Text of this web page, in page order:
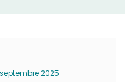
2025